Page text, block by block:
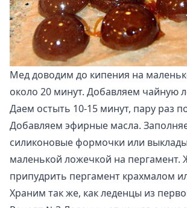
Мед доводим до кипения на
около 20 минут. Добавляем чайную
Даем остыть 10-15 минут, пару раз
Добавляем эфирные масла.
силиконовые формочки или
маленькой ложечкой на пергамент.
припудрить пергамент крахмалом
Храним так же, как леденцы из